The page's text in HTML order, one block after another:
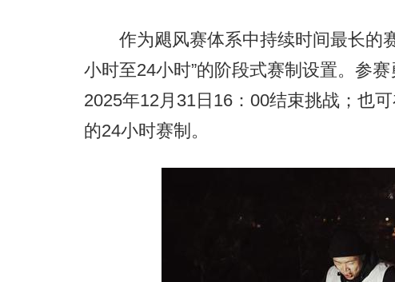
作为飓风赛体系中持续时间最长的
小时至24小时”的阶段式赛制设置。参
2025年12月31日16：00结束挑战；也
的24小时赛制。